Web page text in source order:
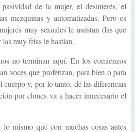
de la mujer, el desinterés, el
mezquinas y automatizadas. Pero es
muy sexuales le asustan (las que
muy frías le hastían.
no terminan aquí. En los comienzos
voces que profetizan, para bien o para
cuerpo y, por lo tanto, de las diferencias
por clones va a hacer innecesario el
lo mismo que con muchas cosas antes